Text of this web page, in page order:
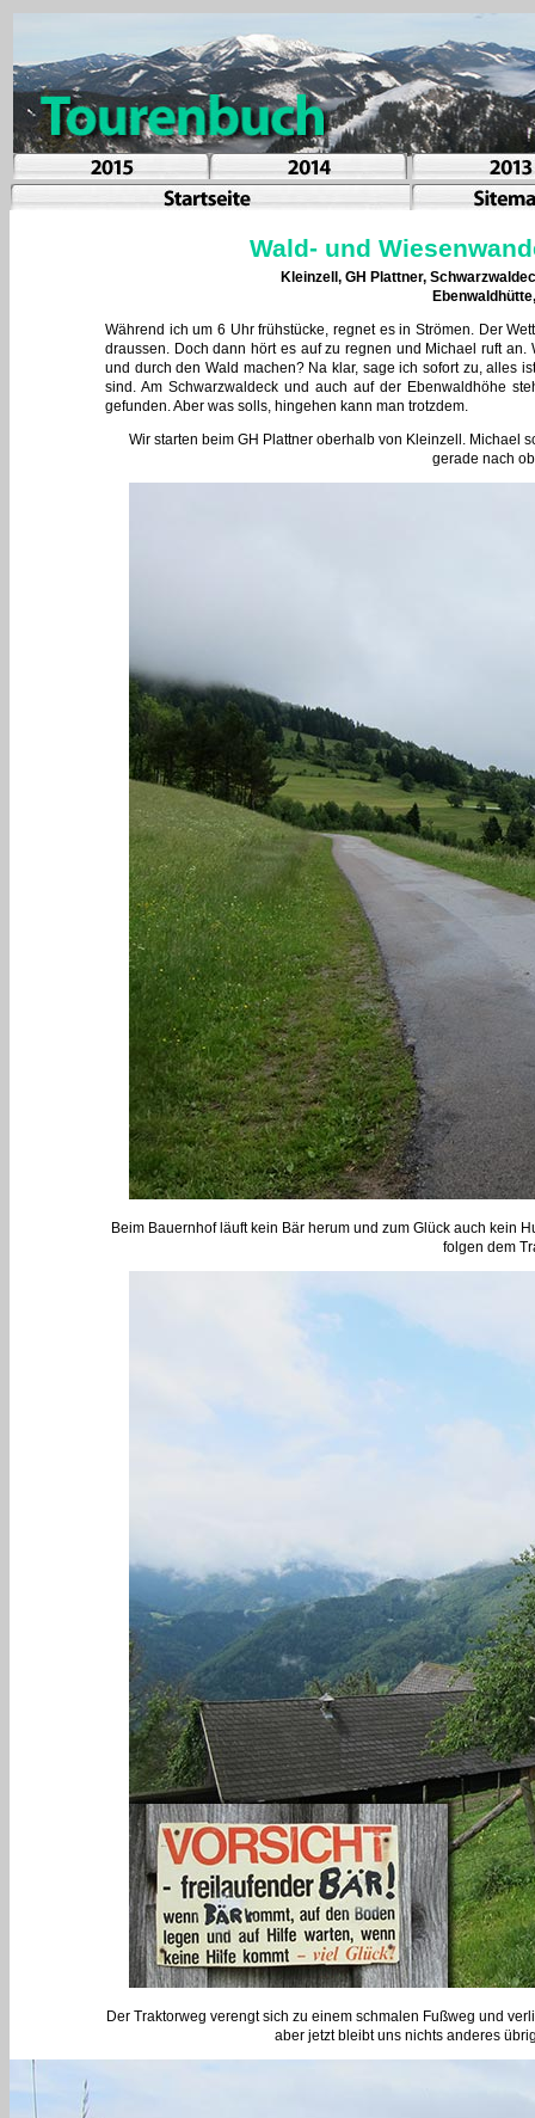
Wald- und
Kleinzell, GH Plattner,
Während ich um 6 Uhr frühstücke, regnet es in Strömen. Der
draussen. Doch dann hört es auf zu regnen und Michael ruft
und durch den Wald machen? Na klar, sage ich sofort zu, alles
sind. Am Schwarzwaldeck und auch auf der Ebenwaldhöhe
gefunden. Aber was solls, hingehen kann man trotzdem.
Wir starten beim GH Plattner oberhalb von Kleinzell. Michael
gerade nach
Beim Bauernhof läuft kein Bär herum und zum Glück auch kein
folgen dem
Der Traktorweg verengt sich zu einem schmalen Fußweg und
aber jetzt bleibt uns nichts anderes